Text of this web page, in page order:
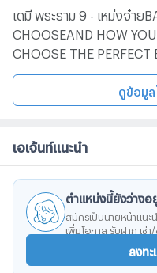
เดมี พระราม 9 - เหม่งจ๋าย
CHOOSE​AND HOW
CHOOSE THE
เหมือนใคร​ บนทำเลเมืองที่
ให้คุณใช้ชีวิตทุกด้านได้อย่า
พร้อมลิฟต์ส่วนตัว ในราคาเ
สะดวกถนนประชาอุทิศถนน
9ทางด่วนพิเศษฉลองรัชทา
สะดวก เดอะ สตรีท รัชดาเ
รร.อนุบาลนานาชาติเพรพร
(SISB) รร.ฝรั่งเศสนานาชา
กรุงเทพโรงพยาบาลกรุงเท
ดูข้อมูล
เอเจ้นท์แนะนำ
ตำแหน่งนี้ยังว่างอ
สมัครเป็นนายหน้าแนะ
เพิ่มโอกาส รับฝาก เช่า
ลงทะ